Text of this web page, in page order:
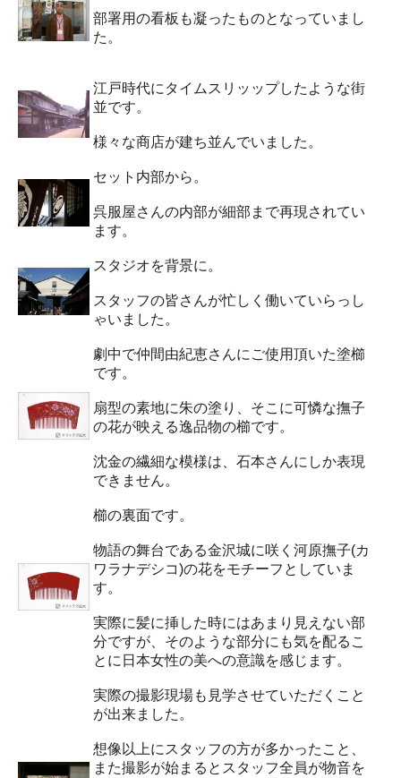
部署用の看板も凝ったものとなっていまし
た。
江戸時代にタイムスリッップしたような街
並です。
様々な商店が建ち並んでいました。
セット内部から。
呉服屋さんの内部が細部まで再現されてい
ます。
スタジオを背景に。
スタッフの皆さんが忙しく働いていらっし
ゃいました。
劇中で仲間由紀恵さんにご使用頂いた塗櫛
です。
扇型の素地に朱の塗り、そこに可憐な撫子
の花が映える逸品物の櫛です。
沈金の繊細な模様は、石本さんにしか表現
できません。
櫛の裏面です。
物語の舞台である金沢城に咲く河原撫子(カ
ワラナデシコ)の花をモチーフとしていま
す。
実際に髪に挿した時にはあまり見えない部
分ですが、そのような部分にも気を配るこ
とに日本女性の美への意識を感じます。
実際の撮影現場も見学させていただくこと
が出来ました。
想像以上にスタッフの方が多かったこと、
また撮影が始まるとスタッフ全員が物音を